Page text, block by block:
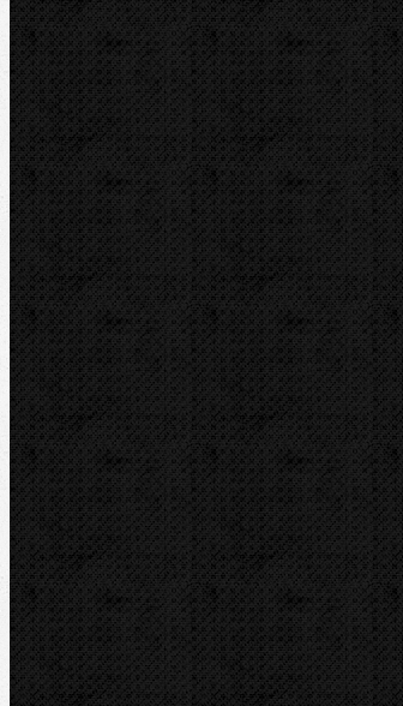
Elektrické
Ohýbačky a ohýbací sady
Ohýbací segmenty CBC
Ohýbací segmenty REMS
Hydraulické
Elektro-hydraulické
Strojní
Dělení trubek
Příslušenství
Transportní boxy
Značky